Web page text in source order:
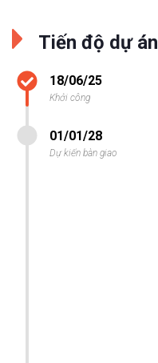
Tiến độ dự án
18/06/25
Khởi công
01/01/28
Dự kiến bàn giao